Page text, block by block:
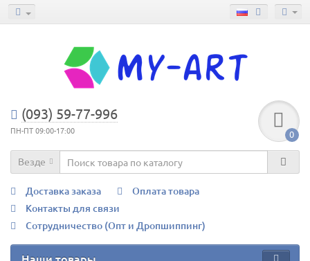
(093) 59-77-996
ПН-ПТ 09:00-17:00 0
Везде
Доставка заказа
Оплата товара
Контакты для связи
Сотрудничество (Опт и Дропшиппинг)